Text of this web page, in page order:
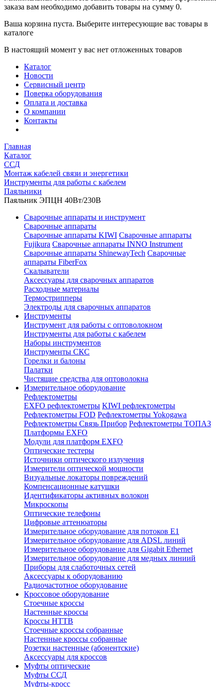
заказа вам необходимо добавить товары на сумму 0.
Ваша корзина пуста. Выберите интересующие вас товары в
каталоге
В настоящий момент у вас нет отложенных товаров
Каталог
Новости
Сервисный центр
Поверка оборудования
Оплата и доставка
О компании
Контакты
Главная
Каталог
ССД
Монтаж кабелей связи и энергетики
Инструменты для работы с кабелем
Паяльники
Паяльник ЭПЦН 40Вт/230В
Сварочные аппараты и инструмент
Сварочные аппараты
Сварочные аппараты KIWI Сварочные аппараты
Fujikura Сварочные аппараты INNO Instrument
Сварочные аппараты ShinewayTech Cварочные
аппараты FiberFox
Скалыватели
Аксессуары для сварочных аппаратов
Расходные материалы
Термострипперы
Электроды для сварочных аппаратов
Инструменты
Инструмент для работы с оптоволокном
Инструменты для работы с кабелем
Наборы инструментов
Инструменты СКС
Горелки и балоны
Палатки
Чистящие средства для оптоволокна
Измерительное оборудование
Рефлектометры
EXFO рефлектометры KIWI рефлектометры
Рефлектометры FOD Рефлектометры Yokogawa
Рефлектометры Связь Прибор Рефлектометры ТОПАЗ
Платформы EXFO
Модули для платформ EXFO
Оптические тестеры
Источники оптического излучения
Измерители оптической мощности
Визуальные локаторы повреждений
Компенсационные катушки
Идентификаторы активных волокон
Микроскопы
Оптические телефоны
Цифровые аттенюаторы
Измерительное оборудование для потоков Е1
Измерительное оборудование для ADSL линий
Измерительное оборудование для Gigabit Ethernet
Измерительное оборудование для медных линиий
Приборы для слаботочных сетей
Аксессуары к оборудованию
Радиочастотное оборудование
Кроссовое оборудование
Стоечные кроссы
Настенные кроссы
Кроссы HTTB
Стоечные кроссы собранные
Настенные кроссы собранные
Розетки настенные (абонентские)
Аксессуары для кроссов
Муфты оптические
Муфты ССД
Муфты-кросс